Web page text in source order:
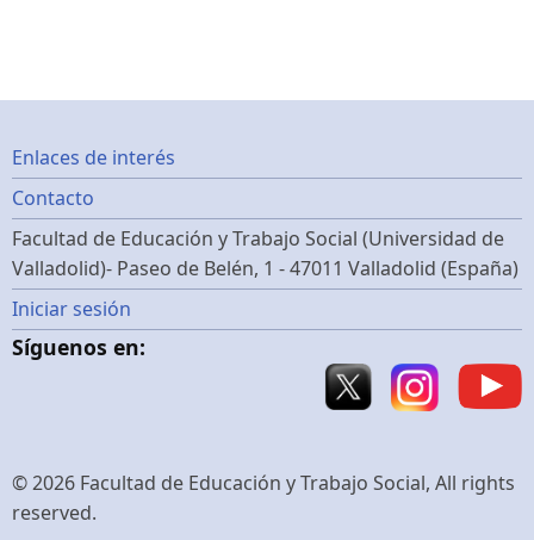
Footer
menu
Enlaces de interés
Contacto
Facultad de Educación y Trabajo Social (Universidad de
Valladolid)- Paseo de Belén, 1 - 47011 Valladolid (España)
Menú
de
de
Iniciar sesión
Síguenos en:
© 2026 Facultad de Educación y Trabajo Social, All rights
reserved.